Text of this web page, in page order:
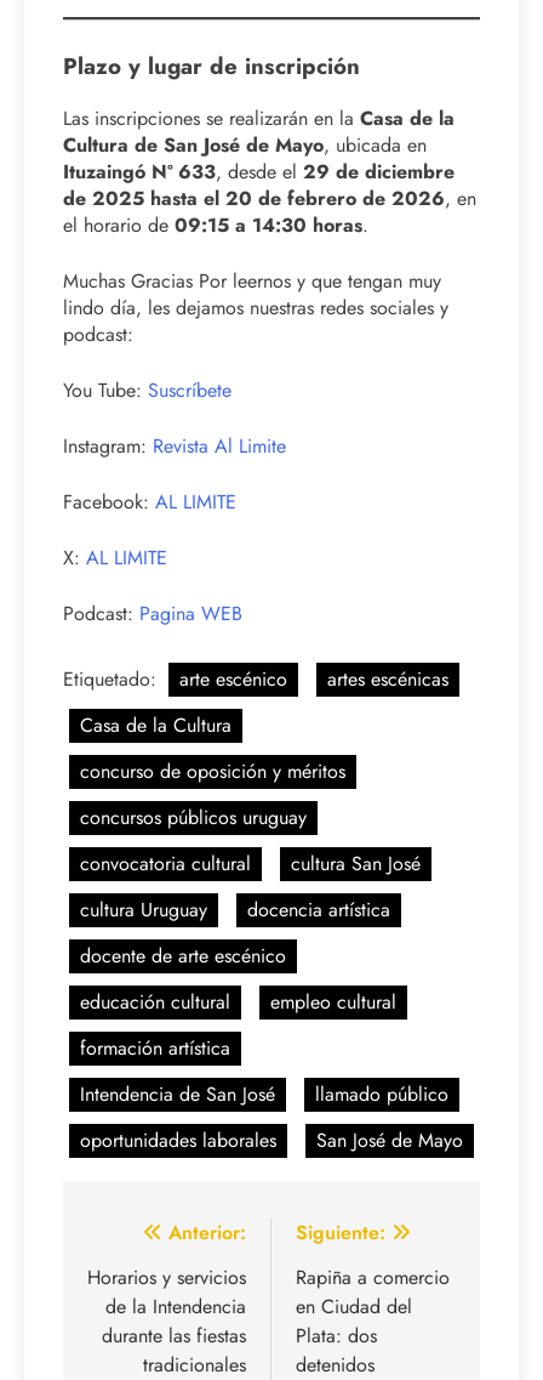
Plazo y lugar de inscripción
Las inscripciones se realizarán en la Casa de la
Cultura de San José de Mayo, ubicada en
Ituzaingó Nº 633, desde el 29 de diciembre
de 2025 hasta el 20 de febrero de 2026, en
el horario de 09:15 a 14:30 horas.
Muchas Gracias Por leernos y que tengan muy
lindo día, les dejamos nuestras redes sociales y
podcast:
You Tube: Suscríbete
Instagram: Revista Al Limite
Facebook: AL LIMITE
X: AL LIMITE
Podcast: Pagina WEB
Etiquetado: arte escénico
artes escénicas
Casa de la Cultura
concurso de oposición y méritos
concursos públicos uruguay
convocatoria cultural
cultura San José
cultura Uruguay
docencia artística
docente de arte escénico
educación cultural
empleo cultural
formación artística
Intendencia de San José
llamado público
oportunidades laborales
San José de Mayo
Navegación
de
entradas
Anterior:
Horarios y servicios
de la Intendencia
durante las fiestas
tradicionales
Siguiente:
Rapiña a comercio
en Ciudad del
Plata: dos
detenidos